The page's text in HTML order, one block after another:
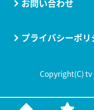
お問い合わせ
プライバシーポリ
Copyright(C)